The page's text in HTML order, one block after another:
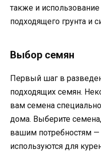
также и
подходящего грунта и
Выбор семян
Первый шаг в
подходящих семян.
вам семена
дома. Выберите
вашим потребностям —
используются для